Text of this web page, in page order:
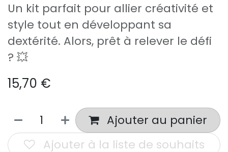
Un kit parfait pour allier créativité et
style tout en développant sa
dextérité. Alors, prêt à relever le défi
? 💥
15,70 €
Ajouter au panier
Ajouter à la liste de souhaits